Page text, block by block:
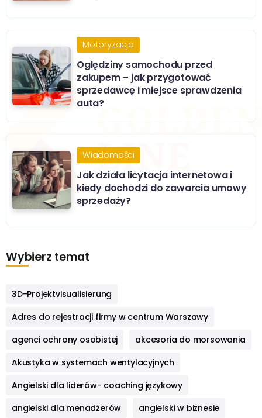
Motoryzacja
Oględziny samochodu przed
zakupem – jak przygotować
sprzedawcę i miejsce sprawdzenia
auta?
Wiadomości
Jak działa licytacja internetowa i
kiedy dochodzi do zawarcia umowy
sprzedaży?
Wybierz temat
3D-Projektvisualisierung
Adres do rejestracji firmy w centrum Warszawy
agenci ochrony osobistej
akcesoria do morsowania
Akustyka w systemach wentylacyjnych
Angielski dla liderów- coaching językowy
angielski dla menadżerów
angielski w biznesie